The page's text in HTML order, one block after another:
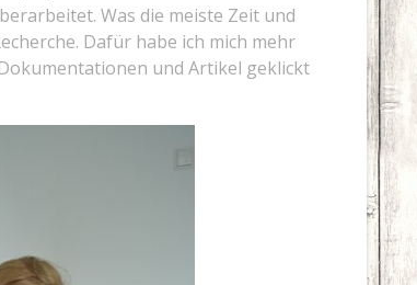
Was die meiste Zeit und
Dafür habe ich mich mehr
und Artikel geklickt